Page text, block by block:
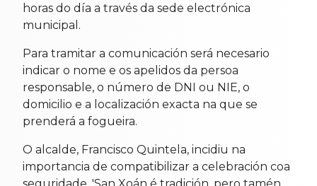
horas do día a través da sede electrónica
municipal.
Para tramitar a comunicación será necesario
indicar o nome e os apelidos da persoa
responsable, o número de DNI ou NIE, o
domicilio e a localización exacta na que se
prenderá a fogueira.
O alcalde, Francisco Quintela, incidiu na
importancia de compatibilizar a celebración coa